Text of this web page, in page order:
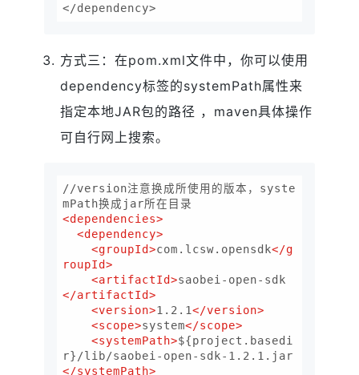
方式三：在pom.xml文件中，你可以使用
dependency标签的systemPath属性来
指定本地JAR包的路径 ，maven具体操作
可自行网上搜索。
//version注意换成所使用的版本，syste
<dependencies>
<dependency>
<groupId>com.lcsw.opensdk</g
roupId>
<artifactId>saobei-open-sdk
</artifactId>
<version>1.2.1</version>
<scope>system</scope>
<systemPath>${project.basedi
r}/lib/saobei-open-sdk-1.2.1.jar
</systemPath>